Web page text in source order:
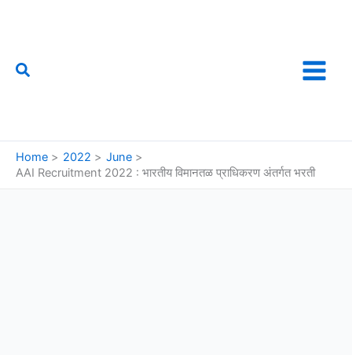
Search
Home 2022
June
AAI Recruitment 2022 : भारतीय विमानतळ प्राधिकरण अंतर्गत भरती